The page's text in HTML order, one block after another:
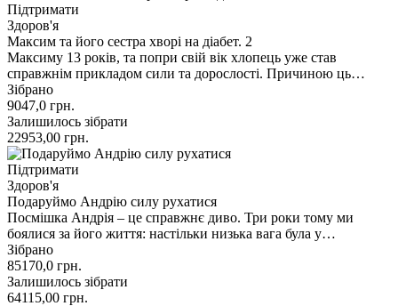
Підтримати
Здоров'я
Максим та його сестра хворі на діабет. 2
Максиму 13 років, та попри свій вік хлопець уже став
справжнім прикладом сили та дорослості. Причиною ць…
Зібрано
9047,0 грн.
Залишилось зібрати
22953,00 грн.
Підтримати
Здоров'я
Подаруймо Андрію силу рухатися
Посмішка Андрія – це справжнє диво. Три роки тому ми
боялися за його життя: настільки низька вага була у…
Зібрано
85170,0 грн.
Залишилось зібрати
64115,00 грн.